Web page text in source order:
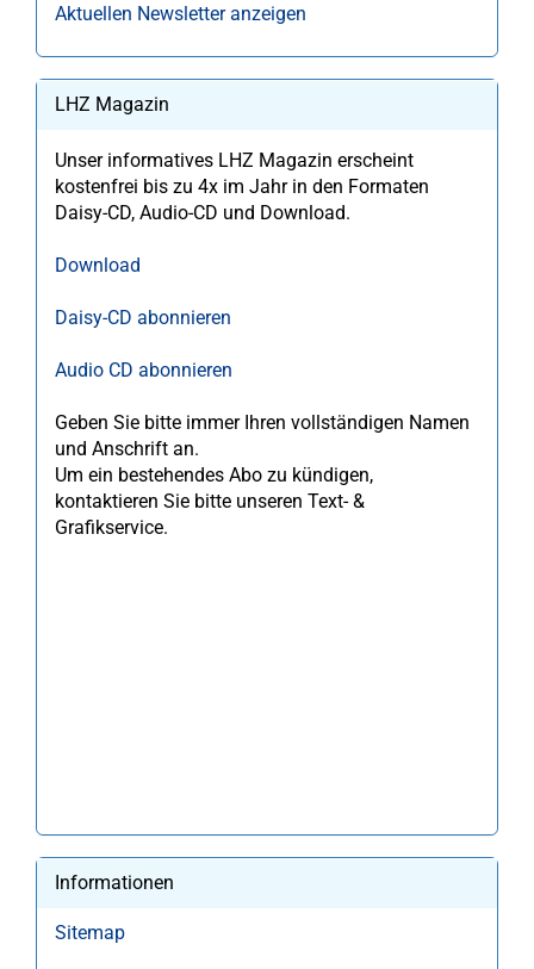
Aktuellen Newsletter anzeigen
LHZ Magazin
Unser informatives LHZ Magazin erscheint
kostenfrei bis zu 4x im Jahr in den Formaten
Daisy-CD, Audio-CD und Download.
Download
Daisy-CD abonnieren
Audio CD abonnieren
Geben Sie bitte immer Ihren vollständigen Namen
und Anschrift an.
Um ein bestehendes Abo zu kündigen,
kontaktieren Sie bitte unseren Text- &
Grafikservice.
Informationen
Sitemap